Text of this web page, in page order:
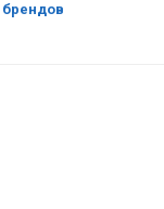
брендов